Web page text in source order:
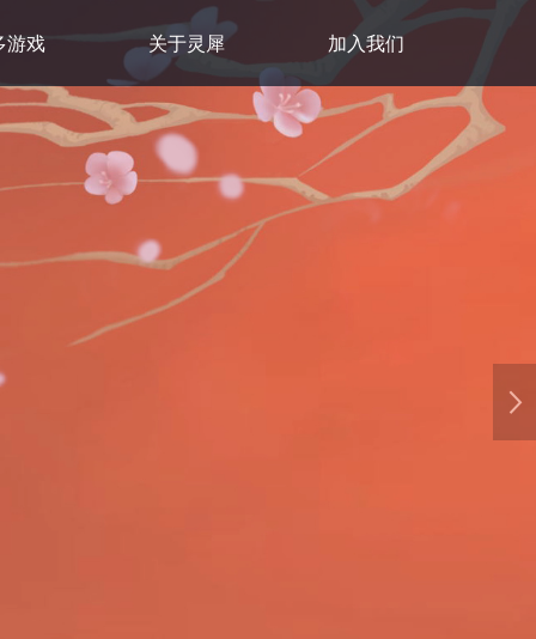
游戏 关于灵犀 加入我们